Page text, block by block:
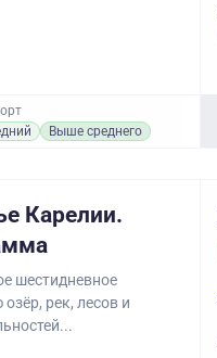
Выше среднего
Карелии.
шестидневное
рек, лесов и